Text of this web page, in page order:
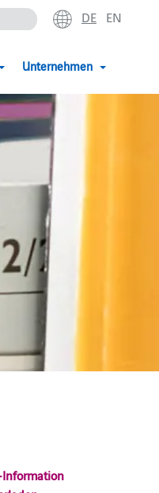
DE EN
Unternehmen
Information